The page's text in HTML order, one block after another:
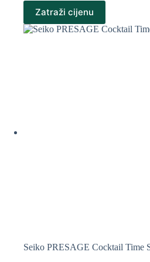
Zatraži cijenu
Seiko PRESAGE Cocktail Time